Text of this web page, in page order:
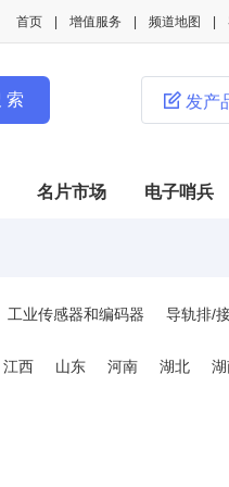
频道地图
增值服务
首页
 发产
名片市场 电子哨兵
工业传感器和编码器
导轨排/
信号与控制产品
人机界面及工控
江西 山东 河南 湖北